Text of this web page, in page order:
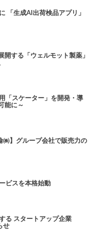
「生成AI出荷検品アプリ」
開する「ウェルモット製薬」
「スケーター」を開発・導
能に～
㈱】グループ会社で販売力の
ビスを本格始動
る スタートアップ企業
せ